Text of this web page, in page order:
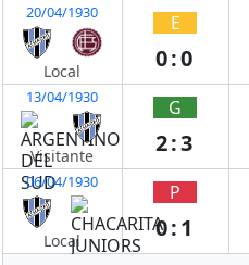
20/04/1930
Local
E
0:0
13/04/1930
Visitante
G
2:3
06/04/1930
Local
P
0:1